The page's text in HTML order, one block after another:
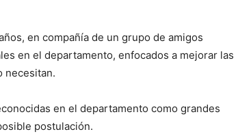
en compañía de un grupo de amigos
en el departamento, enfocados a mejorar las
necesitan.
en el departamento como grandes
postulación.